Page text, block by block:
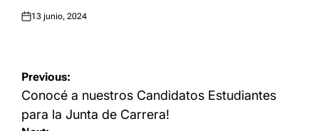
Posted
13 junio, 2024
Navegación
de
entradas
Previous:
Conocé a nuestros Candidatos Estudiantes
para la Junta de Carrera!